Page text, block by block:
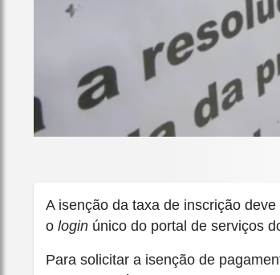
A isenção da taxa de inscrição
o login único do portal de serviços
Para solicitar a isenção de